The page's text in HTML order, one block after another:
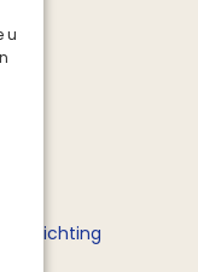
Stichting
u